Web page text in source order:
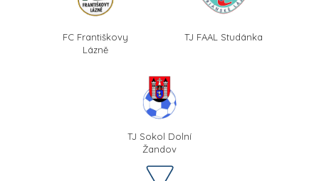
FC Františkovy
Lázně
TJ FAAL Studánka
TJ Sokol Dolní
Žandov